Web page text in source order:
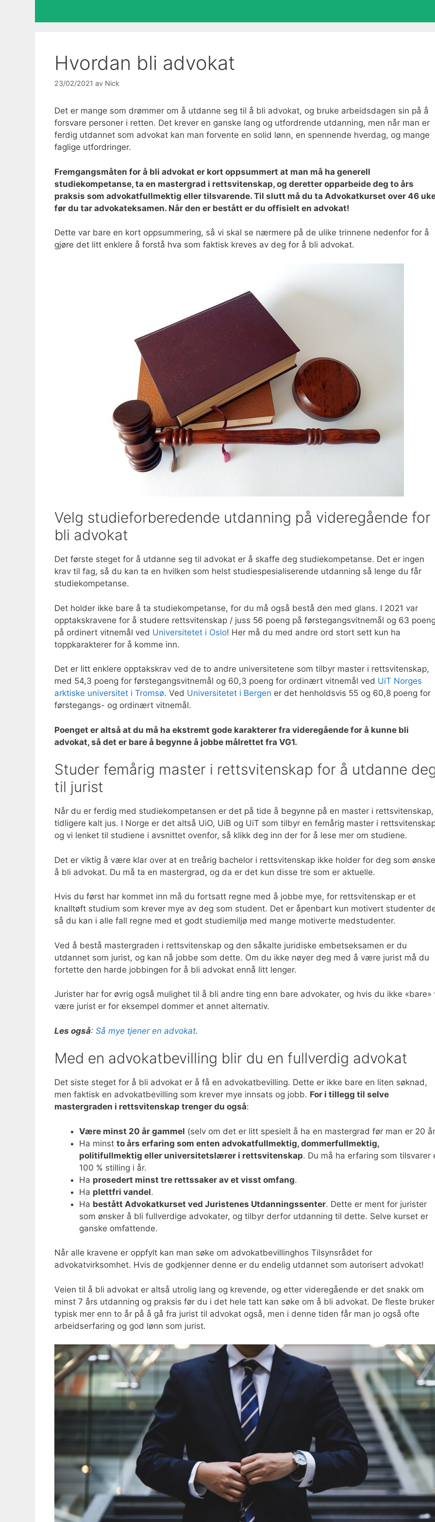
Hvordan bli advokat
23/02/2021 av Nick
Det er mange som drømmer om å utdanne seg til å bli advokat, og bruke arbeidsdagen sin på å
forsvare personer i retten. Det krever en ganske lang og utfordrende utdanning, men når man er
ferdig utdannet som advokat kan man forvente en solid lønn, en spennende hverdag, og mange
faglige utfordringer.
Fremgangsmåten for å bli advokat er kort oppsummert at man må ha generell
studiekompetanse, ta en mastergrad i rettsvitenskap, og deretter opparbeide deg to års
praksis som advokatfullmektig eller tilsvarende. Til slutt må du ta Advokatkurset over 46
før du tar advokateksamen. Når den er bestått er du offisielt en advokat!
Dette var bare en kort oppsummering, så vi skal se nærmere på de ulike trinnene nedenfor for å
gjøre det litt enklere å forstå hva som faktisk kreves av deg for å bli advokat.
Velg studieforberedende utdanning på videregående for
bli advokat
Det første steget for å utdanne seg til advokat er å skaffe deg studiekompetanse. Det er ingen
krav til fag, så du kan ta en hvilken som helst studiespesialiserende utdanning så lenge du får
studiekompetanse.
Det holder ikke bare å ta studiekompetanse, for du må også bestå den med glans. I 2021 var
opptakskravene for å studere rettsvitenskap / juss 56 poeng på førstegangsvitnemål og 63
på ordinert vitnemål ved Universitetet i Oslo! Her må du med andre ord stort sett kun ha
toppkarakterer for å komme inn.
Det er litt enklere opptakskrav ved de to andre universitetene som tilbyr master i rettsvitenskap,
med 54,3 poeng for førstegangsvitnemål og 60,3 poeng for ordinært vitnemål ved UiT Norges
arktiske universitet i Tromsø. Ved Universitetet i Bergen er det henholdsvis 55 og 60,8 poeng for
førstegangs- og ordinært vitnemål.
Poenget er altså at du må ha ekstremt gode karakterer fra videregående for å kunne bli
advokat, så det er bare å begynne å jobbe målrettet fra VG1.
Studer femårig master i rettsvitenskap for å utdanne
til jurist
Når du er ferdig med studiekompetansen er det på tide å begynne på en master i rettsvitenskap,
tidligere kalt jus. I Norge er det altså UiO, UiB og UiT som tilbyr en femårig master i
og vi lenket til studiene i avsnittet ovenfor, så klikk deg inn der for å lese mer om studiene.
Det er viktig å være klar over at en treårig bachelor i rettsvitenskap ikke holder for deg som
å bli advokat. Du må ta en mastergrad, og da er det kun disse tre som er aktuelle.
Hvis du først har kommet inn må du fortsatt regne med å jobbe mye, for rettsvitenskap er et
knalltøft studium som krever mye av deg som student. Det er åpenbart kun motivert studenter
så du kan i alle fall regne med et godt studiemiljø med mange motiverte medstudenter.
Ved å bestå mastergraden i rettsvitenskap og den såkalte juridiske embetseksamen er du
utdannet som jurist, og kan nå jobbe som dette. Om du ikke nøyer deg med å være jurist må du
fortette den harde jobbingen for å bli advokat ennå litt lenger.
Jurister har for øvrig også mulighet til å bli andre ting enn bare advokater, og hvis du ikke «bare»
være jurist er for eksempel dommer et annet alternativ.
Les også: Så mye tjener en advokat.
Med en advokatbevilling blir du en fullverdig advokat
Det siste steget for å bli advokat er å få en advokatbevilling. Dette er ikke bare en liten søknad,
men faktisk en advokatbevilling som krever mye innsats og jobb. For i tillegg til selve
mastergraden i rettsvitenskap trenger du også:
Være minst 20 år gammel (selv om det er litt spesielt å ha en mastergrad før man er 20
Ha minst to års erfaring som enten advokatfullmektig, dommerfullmektig,
politifullmektig eller universitetslærer i rettsvitenskap. Du må ha erfaring som tilsvarer
100 % stilling i år.
Ha prosedert minst tre rettssaker av et visst omfang.
Ha plettfri vandel.
Ha bestått Advokatkurset ved Juristenes Utdanningssenter. Dette er ment for jurister
som ønsker å bli fullverdige advokater, og tilbyr derfor utdanning til dette. Selve kurset er
ganske omfattende.
Når alle kravene er oppfylt kan man søke om advokatbevillinghos Tilsynsrådet for
advokatvirksomhet. Hvis de godkjenner denne er du endelig utdannet som autorisert advokat!
Veien til å bli advokat er altså utrolig lang og krevende, og etter videregående er det snakk om
minst 7 års utdanning og praksis før du i det hele tatt kan søke om å bli advokat. De fleste bruker
typisk mer enn to år på å gå fra jurist til advokat også, men i denne tiden får man jo også ofte
arbeidserfaring og god lønn som jurist.